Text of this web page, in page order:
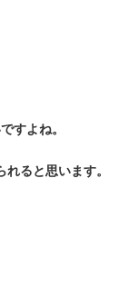
すよね。
ると思います。